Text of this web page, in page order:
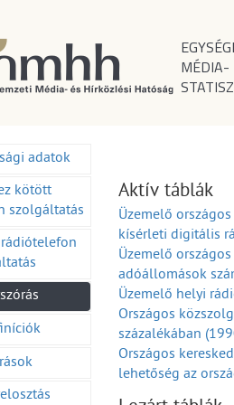
MÉDIA-
adatok
kötött
szolgáltatás
Aktív táblák
Üzemelő
kísérleti digitális
Üzemelő
adóállomások
Üzemelő helyi
Országos
százalékában
Országos
lehetőség az
Országos és